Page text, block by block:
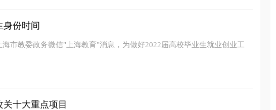
份时间
市教委政务微信"上海教育"消息，为做好2022届高校毕业生就业创业工
十大重点项目